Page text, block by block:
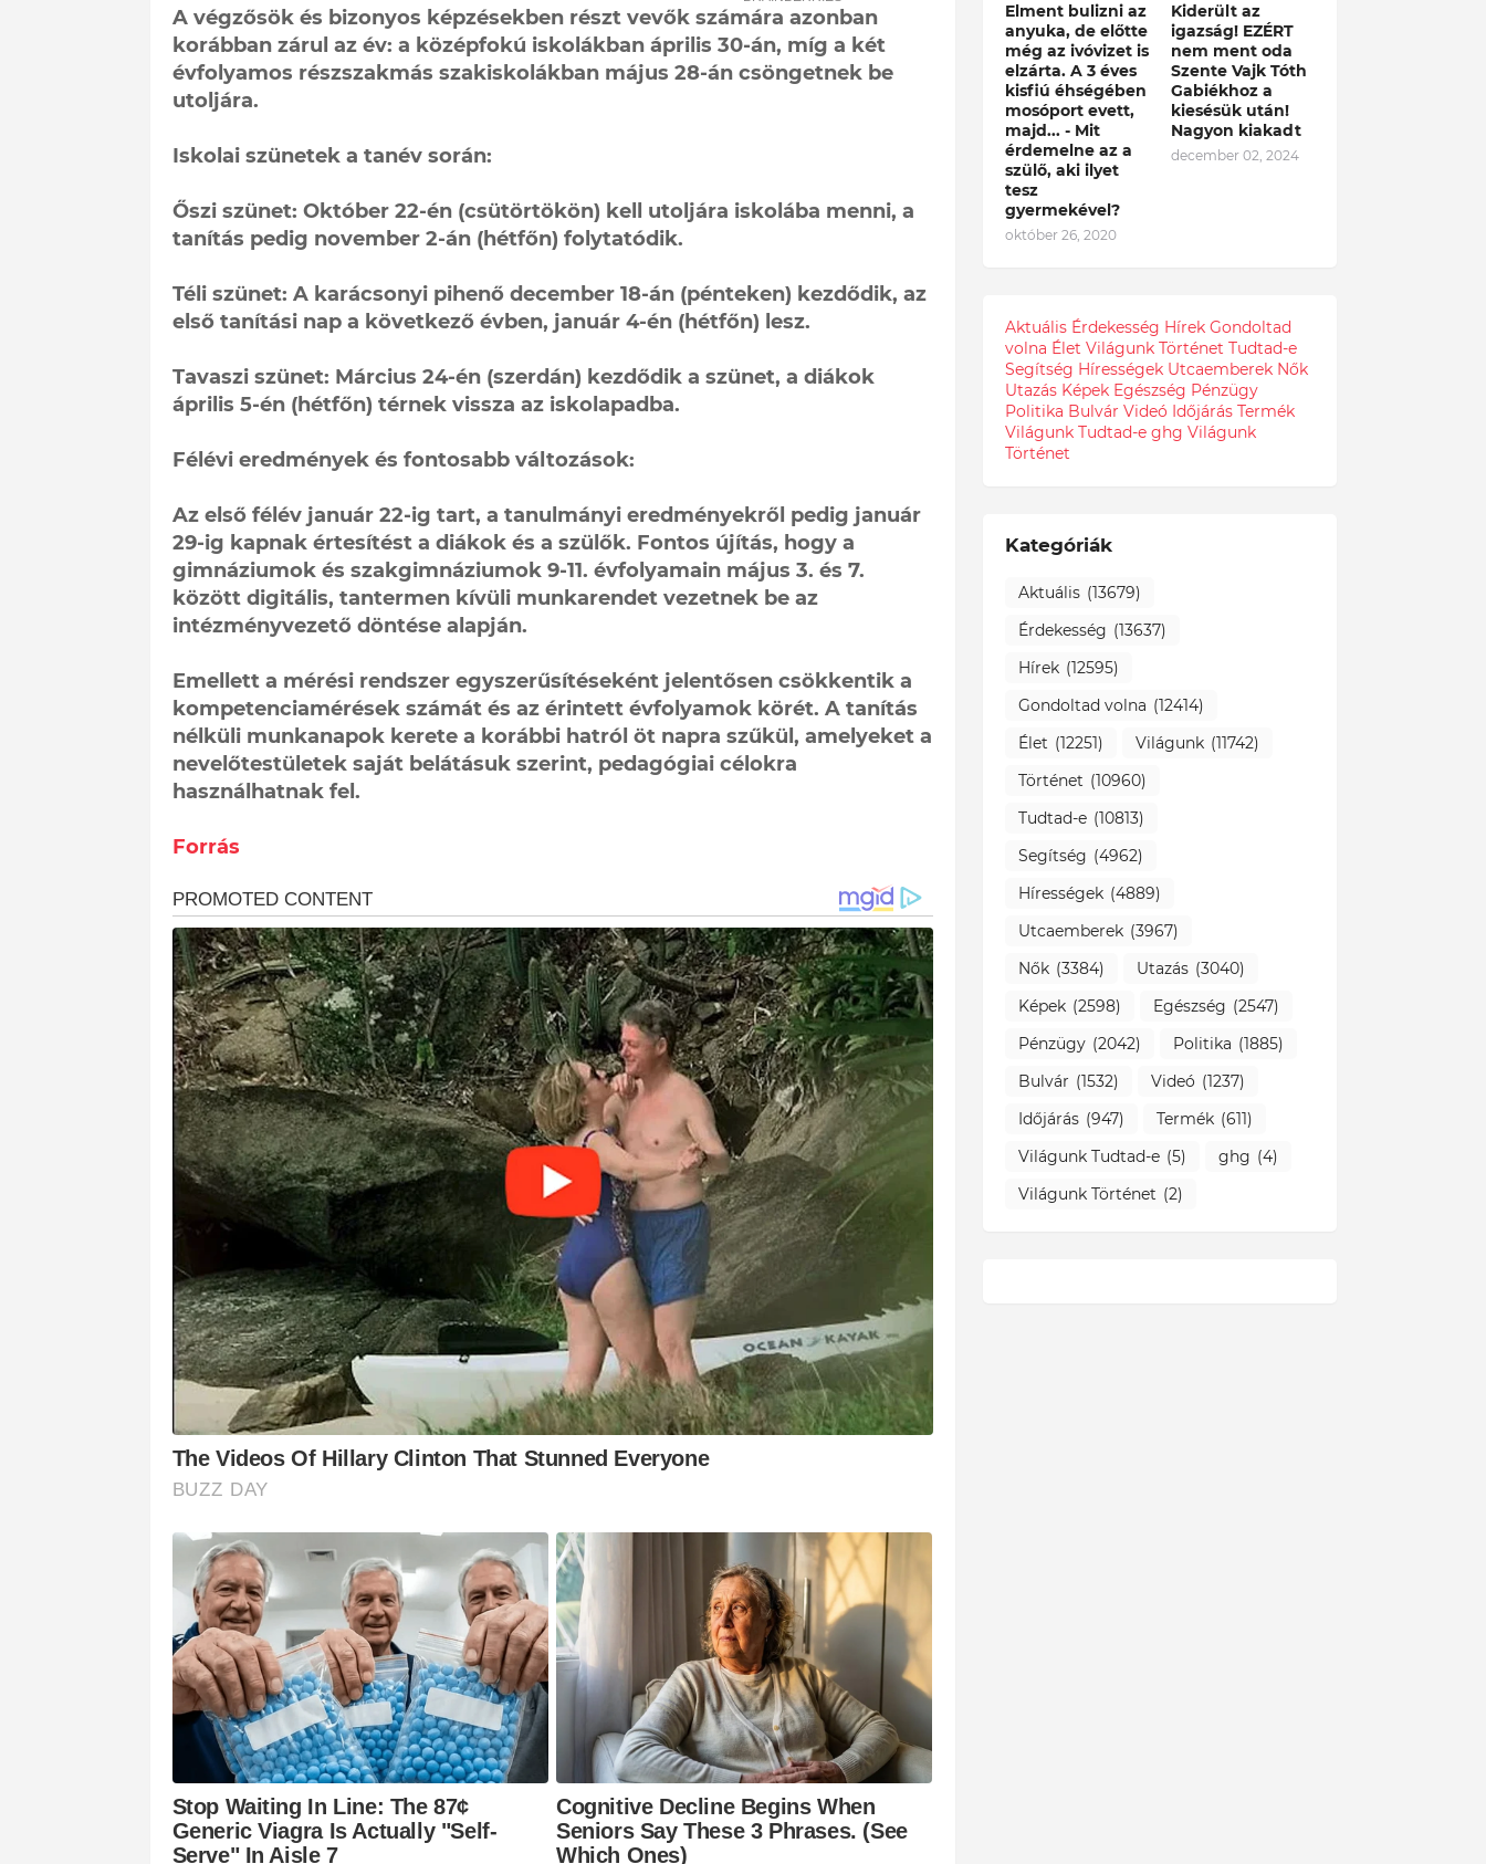
A végzősök és bizonyos képzésekben részt vevők számára azonban
korábban zárul az év: a középfokú iskolákban április 30-án, míg a két
évfolyamos részszakmás szakiskolákban május 28-án csöngetnek be
utoljára.
Iskolai szünetek a tanév során:
Őszi szünet: Október 22-én (csütörtökön) kell utoljára iskolába menni, a
tanítás pedig november 2-án (hétfőn) folytatódik.
Téli szünet: A karácsonyi pihenő december 18-án (pénteken) kezdődik, az
első tanítási nap a következő évben, január 4-én (hétfőn) lesz.
Tavaszi szünet: Március 24-én (szerdán) kezdődik a szünet, a diákok
április 5-én (hétfőn) térnek vissza az iskolapadba.
Félévi eredmények és fontosabb változások:
Az első félév január 22-ig tart, a tanulmányi eredményekről pedig január
29-ig kapnak értesítést a diákok és a szülők. Fontos újítás, hogy a
gimnáziumok és szakgimnáziumok 9-11. évfolyamain május 3. és 7.
között digitális, tantermen kívüli munkarendet vezetnek be az
intézményvezető döntése alapján.
Emellett a mérési rendszer egyszerűsítéseként jelentősen csökkentik a
kompetenciamérések számát és az érintett évfolyamok körét. A tanítás
nélküli munkanapok kerete a korábbi hatról öt napra szűkül, amelyeket a
nevelőtestületek saját belátásuk szerint, pedagógiai célokra
használhatnak fel.
Forrás
Elment bulizni az
anyuka, de előtte
még az ivóvizet is
elzárta. A 3 éves
kisfiú éhségében
mosóport evett,
majd... - Mit
érdemelne az a
szülő, aki ilyet
tesz
gyermekével?
október 26, 2020
Kiderült az
igazság! EZÉRT
nem ment oda
Szente Vajk Tóth
Gabiékhoz a
kiesésük után!
Nagyon kiakadt
december 02, 2024
Aktuális Érdekesség Hírek Gondoltad
volna Élet Világunk Történet Tudtad-e
Segítség Hírességek Utcaemberek Nők
Utazás Képek Egészség Pénzügy
Politika Bulvár Videó Időjárás Termék
Világunk Tudtad-e ghg Világunk
Történet
Kategóriák
Aktuális (13679)
Érdekesség (13637)
Hírek (12595)
Gondoltad volna (12414)
Élet (12251) Világunk (11742)
Történet (10960)
Tudtad-e (10813)
Segítség (4962)
Hírességek (4889)
Utcaemberek (3967)
Nők (3384) Utazás (3040)
Képek (2598) Egészség (2547)
Pénzügy (2042) Politika (1885)
Bulvár (1532) Videó (1237)
Időjárás (947) Termék (611)
Világunk Tudtad-e (5) ghg (4)
Világunk Történet (2)